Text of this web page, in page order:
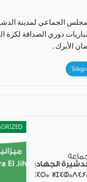
بوعشرة رئيس المجلس الجماعي
دوري الصداقة لكرة
الأبرك .